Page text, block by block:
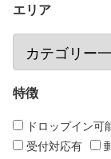
エリア
特徴
ドロップイン可
受付対応有